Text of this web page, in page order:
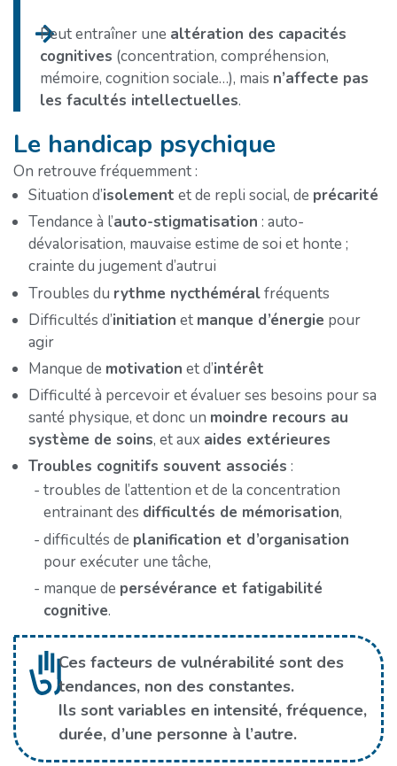
Peut entraîner une altération des capacités
cognitives (concentration, compréhension,
mémoire, cognition sociale…), mais n’affecte pas
les facultés intellectuelles.
Le handicap psychique
On retrouve fréquemment :
Situation d’isolement et de repli social, de précarité
Tendance à l’auto-stigmatisation : auto-
dévalorisation, mauvaise estime de soi et honte ;
crainte du jugement d’autrui
Troubles du rythme nycthéméralfréquents
Difficultés d’initiation et manque d’énergie pour
agir
Manque de motivation et d’intérêt
Difficulté à percevoir et évaluer ses besoins pour sa
santé physique, et donc un moindre recours au
système de soins, et aux aides extérieures
Troubles cognitifs souvent associés :
troubles de l’attention et de la concentration
entrainant des difficultés de mémorisation,
difficultés de planification et d’organisation
pour exécuter une tâche,
manque de persévérance et fatigabilité
cognitive.
Ces facteurs de vulnérabilité sont des
tendances, non des constantes.
Ils sont variables en intensité, fréquence,
durée, d’une personne à l’autre.